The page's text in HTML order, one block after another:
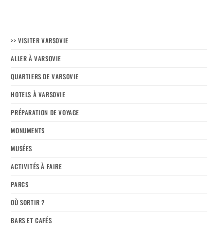
>> VISITER VARSOVIE
ALLER À VARSOVIE
QUARTIERS DE VARSOVIE
HOTELS À VARSOVIE
PRÉPARATION DE VOYAGE
MONUMENTS
MUSÉES
ACTIVITÉS À FAIRE
PARCS
OÙ SORTIR ?
BARS ET CAFÉS